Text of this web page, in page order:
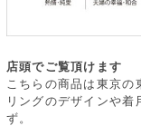
店頭でご覧頂けます
こちらの商品は東京の
リングのデザインや
ず。